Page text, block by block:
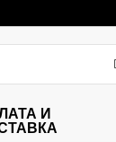
И